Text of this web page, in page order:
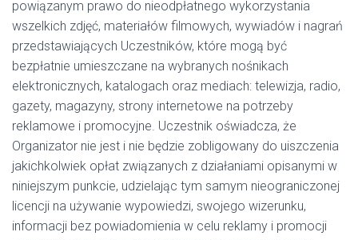
powiązanym prawo do nieodpłatnego wykorzystania
wszelkich zdjęć, materiałów filmowych, wywiadów i nagrań
przedstawiających Uczestników, które mogą być
bezpłatnie umieszczane na wybranych nośnikach
elektronicznych, katalogach oraz mediach: telewizja, radio,
gazety, magazyny, strony internetowe na potrzeby
reklamowe i promocyjne. Uczestnik oświadcza, że
Organizator nie jest i nie będzie zobligowany do uiszczenia
jakichkolwiek opłat związanych z działaniami opisanymi w
niniejszym punkcie, udzielając tym samym nieograniczonej
licencji na używanie wypowiedzi, swojego wizerunku,
informacji bez powiadomienia w celu reklamy i promocji